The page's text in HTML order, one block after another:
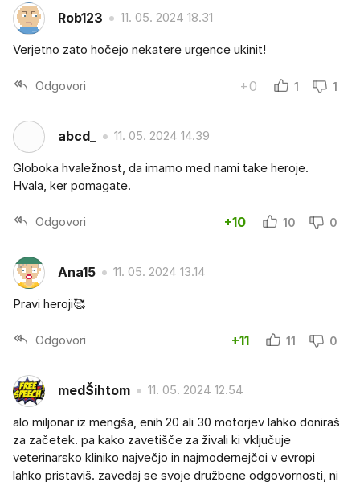
Rob123 11. 05. 2024 18.31
Verjetno zato hočejo nekatere urgence ukinit!
Odgovori +0 1 1
abcd_ 11. 05. 2024 14.39
Globoka hvaležnost, da imamo med nami take heroje.
Hvala, ker pomagate.
Odgovori +10 10 0
Ana15 11. 05. 2024 13.14
Pravi heroji🥰
Odgovori +11 11 0
medŠihtom 11. 05. 2024 12.54
alo miljonar iz mengša, enih 20 ali 30 motorjev lahko doniraš
za začetek. pa kako zavetišče za živali ki vključuje
veterinarsko kliniko največjo in najmodernejčoi v evropi
lahko pristaviš. zavedaj se svoje družbene odgovornosti, ni